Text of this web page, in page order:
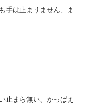
ださい。なお、本理由
たん決済)、ソフトバン
Pay、Amazon Pa
へ遷移します。
手は止まりません、ま
止まら無い、かっぱえ